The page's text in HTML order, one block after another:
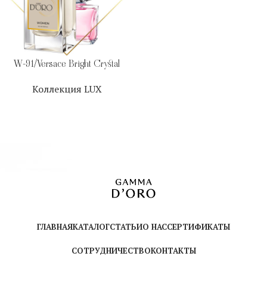
W-91/Versace Bright Crystal
Коллекция LUX
ГЛАВНАЯКАТАЛОГСТАТЬИО НАССЕРТИФИКАТЫ
СОТРУДНИЧЕСТВОКОНТАКТЫ